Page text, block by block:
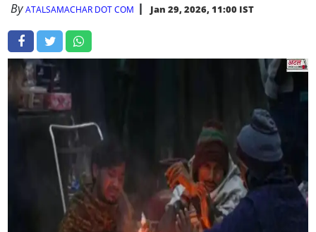
ByATALSAMACHAR DOT COM Jan 29, 2026, 11:00 IST